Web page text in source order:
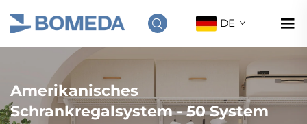
DE
Amerikanisches
Schrankregalsystem - 50 System